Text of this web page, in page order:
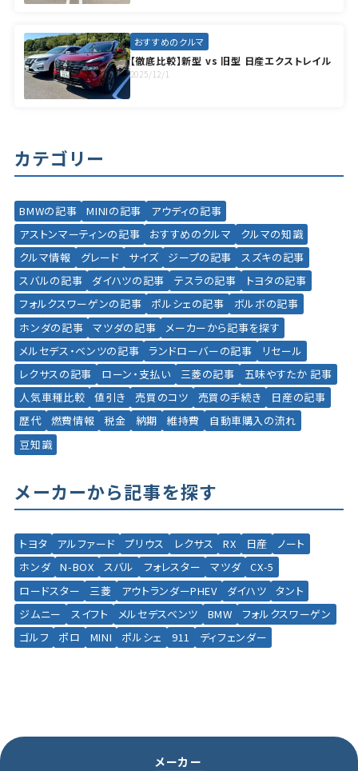
おすすめのクルマ
【徹底比較】新型 vs 旧型 日産エクストレイル
2025/12/1
カテゴリー
BMWの記事 MINIの記事
アウディの記事
アストンマーティンの記事
おすすめのクルマ
クルマの知識
クルマ情報
グレード サイズ ジープの記事
スズキの記事
スバルの記事
ダイハツの記事 テスラの記事
トヨタの記事
フォルクスワーゲンの記事
ポルシェの記事
ボルボの記事
ホンダの記事
マツダの記事
メーカーから記事を探す
メルセデス・ベンツの記事
ランドローバーの記事
リセール
レクサスの記事
ローン・支払い 三菱の記事
五味やすたか 記事
人気車種比較
値引き 売買のコツ 売買の手続き
日産の記事
歴代
燃費情報 税金 納期 維持費
自動車購入の流れ
豆知識
メーカーから記事を探す
トヨタ アルファード プリウス レクサス RX 日産
ノート
ホンダ
N-BOX スバル フォレスター マツダ
CX-5
ロードスター
三菱 アウトランダーPHEV ダイハツ
タント
ジムニー
スイフト メルセデスベンツ BMW
フォルクスワーゲン
ゴルフ
ポロ MINI ポルシェ 911 ディフェンダー
メーカー